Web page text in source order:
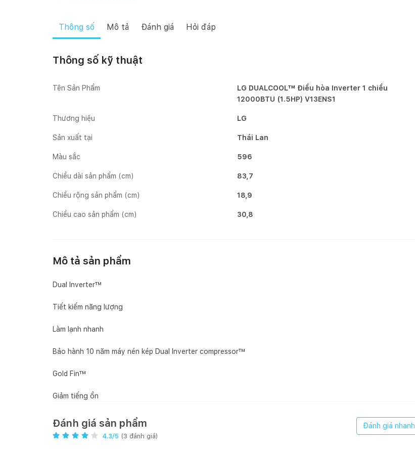
Thông số Mô tả Đánh giá Hỏi đáp
Thông số kỹ thuật
Tên Sản Phẩm
LG DUALCOOL™ Điều hòa Inverter 1 chiều
12000BTU (1.5HP) V13ENS1
Thương hiệu LG
Sản xuất tại Thái Lan
Màu sắc 596
Chiều dài sản phẩm (cm) 83,7
Chiều rộng sản phẩm (cm) 18,9
Chiều cao sản phẩm (cm) 30,8
Mô tả sản phẩm
Dual Inverter™
Tiết kiếm năng lượng
Làm lạnh nhanh
Bảo hành 10 năm máy nén kép Dual Inverter compressor™
Gold Fin™
Giảm tiếng ồn
Đánh giá sản phẩm
4.3/5 (3 đánh giá)
Đánh giá nhanh